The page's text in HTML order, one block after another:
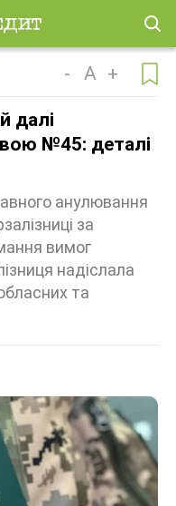
- A +
далі
№45: деталі
анулювання
за
вимог
надіслала
та